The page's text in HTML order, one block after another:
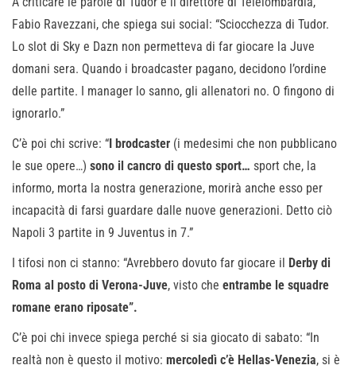
Fabio Ravezzani, che spiega sui social: “Sciocchezza di Tudor.
Lo slot di Sky e Dazn non permetteva di far giocare la Juve
domani sera. Quando i broadcaster pagano, decidono l’ordine
delle partite. I manager lo sanno, gli allenatori no. O fingono di
ignorarlo.”
C’è poi chi scrive: “I brodcaster (i medesimi che non pubblicano
le sue opere…) sono il cancro di questo sport… sport che, la
informo, morta la nostra generazione, morirà anche esso per
incapacità di farsi guardare dalle nuove generazioni. Detto ciò
Napoli 3 partite in 9 Juventus in 7.”
I tifosi non ci stanno: “Avrebbero dovuto far giocare il Derby di
Roma al posto di Verona-Juve, visto che entrambe le squadre
romane erano riposate”.
C’è poi chi invece spiega perché si sia giocato di sabato: “In
realtà non è questo il motivo: mercoledì c’è Hellas-Venezia, si è